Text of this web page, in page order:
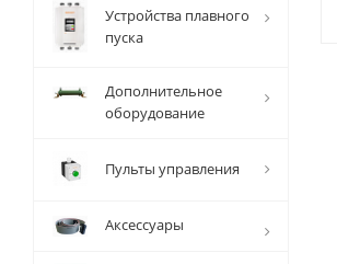
Устройства плавного
пуска
Дополнительное
оборудование
Пульты управления
Аксессуары